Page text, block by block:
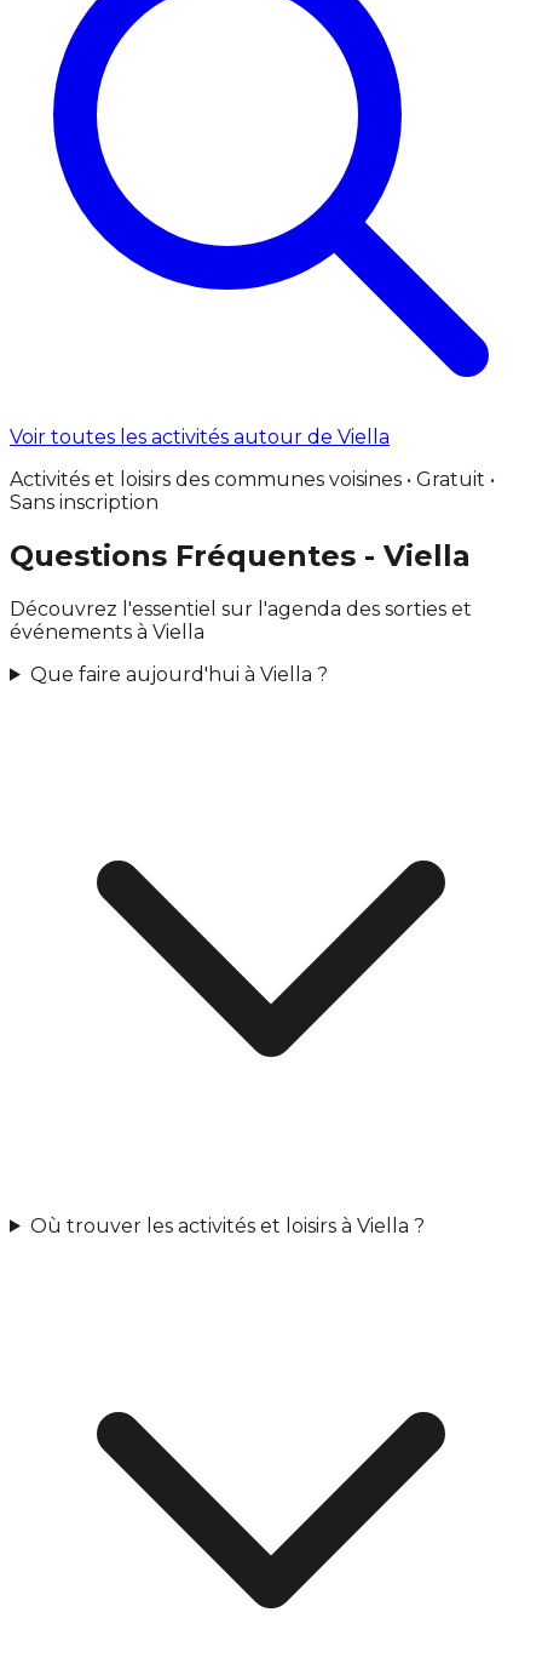
Voir toutes les activités autour de Viella
Activités et loisirs des communes voisines • Gratuit •
Sans inscription
Questions Fréquentes - Viella
Découvrez l'essentiel sur l'agenda des sorties et
événements à Viella
Que faire aujourd'hui à Viella ?
Où trouver les activités et loisirs à Viella ?